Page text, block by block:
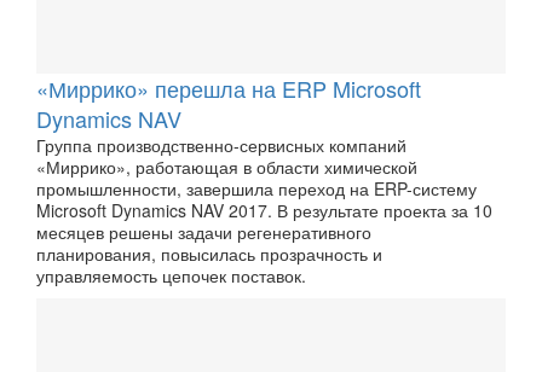
«Миррико» перешла на ERP Microsoft
Dynamics NAV
Группа производственно-сервисных компаний
«Миррико», работающая в области химической
промышленности, завершила переход на ERP-систему
Microsoft Dynamics NAV 2017. В результате проекта за 10
месяцев решены задачи регенеративного
планирования, повысилась прозрачность и
управляемость цепочек поставок.